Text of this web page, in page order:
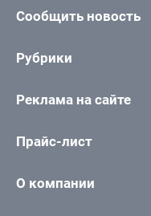
Сообщить новость
Рубрики
Реклама на сайте
Прайс-лист
О компании